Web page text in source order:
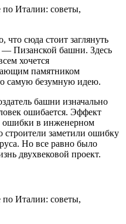
сюда стоит заглянуть
— Пизанской башни. Здесь
хочется
памятником
самую безумную идею.
башни изначально
ошибается. Эффект
ошибки в инженерном
строители заметили ошибку
Но все равно было
двухвековой проект.